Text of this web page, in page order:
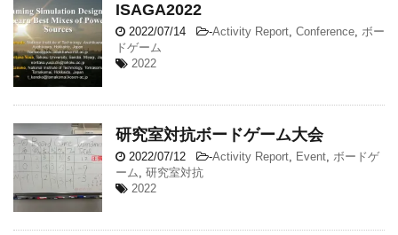
ISAGA2022
2022/07/14 -Activity Report, Conference, ボー
ドゲーム
2022
研究室対抗ボードゲーム大会
2022/07/12 -Activity Report, Event, ボードゲ
ーム, 研究室対抗
2022